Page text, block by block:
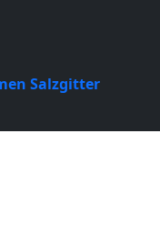
Salzgitter